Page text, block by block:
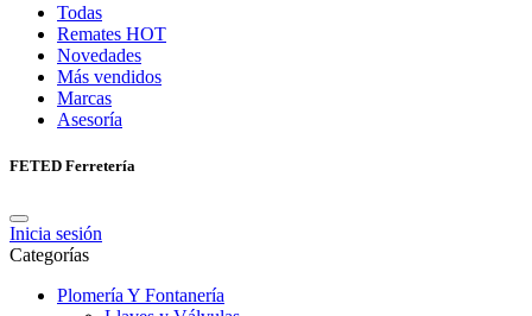
Todas
Remates HOT
Novedades
Más vendidos
Marcas
Asesoría
FETED Ferretería
Inicia sesión
Categorías
Plomería Y Fontanería